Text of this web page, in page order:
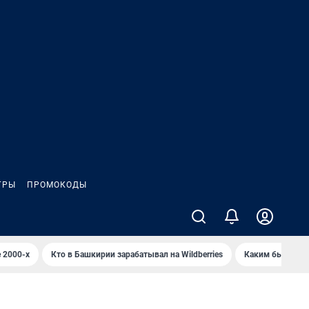
ПРОМОКОДЫ
2000-х Кто в Башкирии зарабатывал на Wildberries Каким было